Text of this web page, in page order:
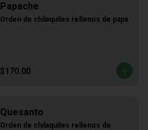
Papache
Orden de chilaquiles rellenos de papa.
$170.00
Quesanto
Orden de chilaquiles rellenos de